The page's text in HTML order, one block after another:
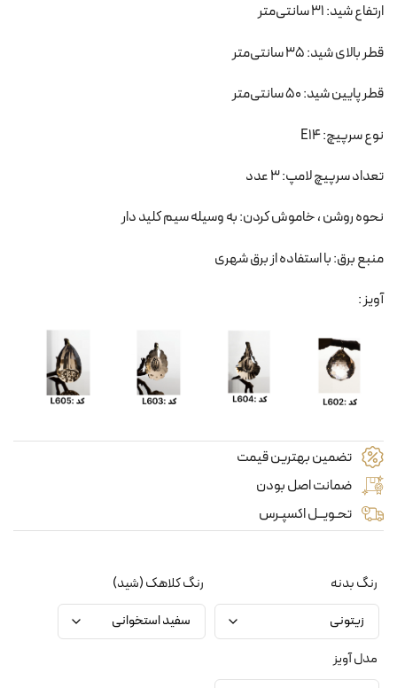
ارتفاع شید: 31 سانتی‌متر
قطر بالای شید: 35 سانتی‌متر
قطر پایین شید: 50 سانتی‌متر
نوع سرپیچ: E14
تعداد سرپیچ لامپ: 3 عدد
نحوه روشن ، خاموش کردن: به وسیله سیم کلید دار
منبع برق: با استفاده از برق شهری
آویز :
تضمین بهترین قیمت
ضمانت اصل بودن
تحـویــل اکسپـرس
رنگ بدنه رنگ کلاهک (شید)
مدل آویز